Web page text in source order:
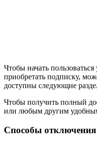
Чтобы начать
приобретать подписку,
доступны следующие
Чтобы получить полный
или любым другим
Способы отключения